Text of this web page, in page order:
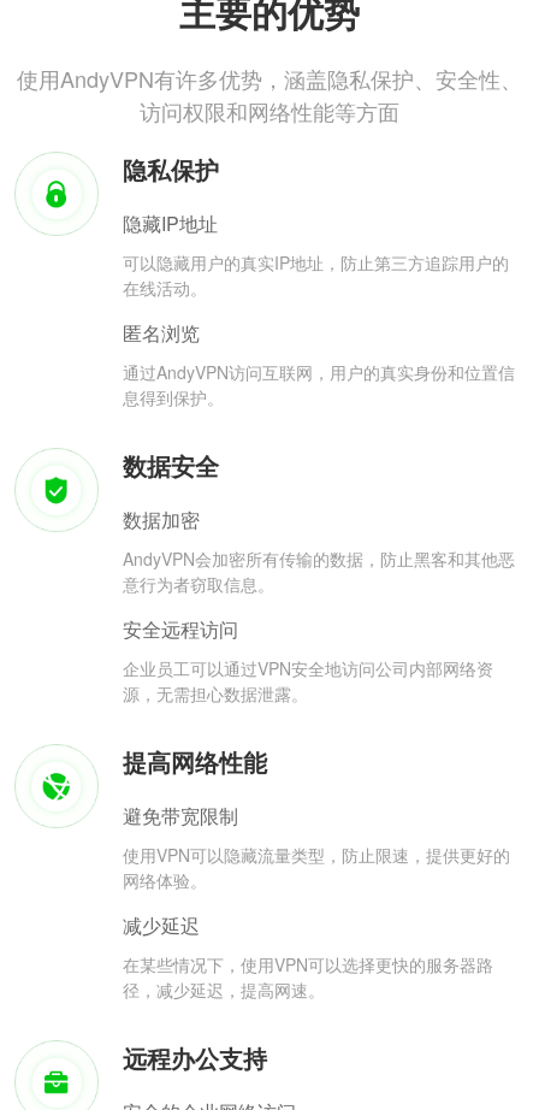
主要的优势
使用AndyVPN有许多优势，涵盖隐私保护、安全性、
访问权限和网络性能等方面
隐私保护
隐藏IP地址
可以隐藏用户的真实IP地址，防止第三方追踪用户的
在线活动。
匿名浏览
通过AndyVPN访问互联网，用户的真实身份和位置信
息得到保护。
数据安全
数据加密
AndyVPN会加密所有传输的数据，防止黑客和其他恶
意行为者窃取信息。
安全远程访问
企业员工可以通过VPN安全地访问公司内部网络资
源，无需担心数据泄露。
提高网络性能
避免带宽限制
使用VPN可以隐藏流量类型，防止限速，提供更好的
网络体验。
减少延迟
在某些情况下，使用VPN可以选择更快的服务器路
径，减少延迟，提高网速。
远程办公支持